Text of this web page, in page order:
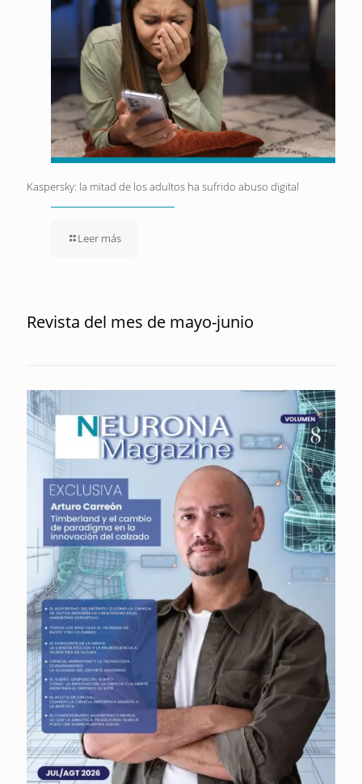
Kaspersky: la mitad de los adultos ha sufrido abuso digital
Leer más
Revista del mes de mayo-junio